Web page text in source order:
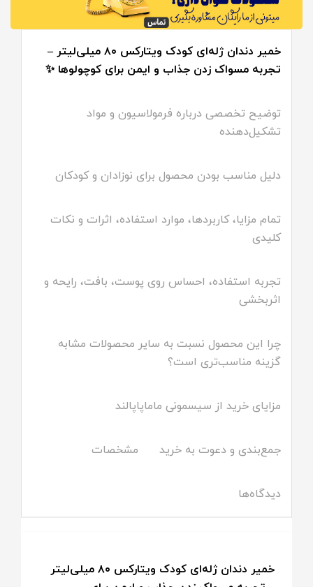
خمیر دندان ژله‌ای کودک ویتارکس ۸۰ میلی‌لیتر –
تجربه مسواک زدن جذاب و ایمن برای کوچولوها ✨
توضیح تخصصی درباره فرمولاسیون و مواد
تشکیل‌دهنده
دلیل مناسب بودن محصول برای نوزادان و کودکان
تمام مزایا، کاربردها، موارد استفاده، اثرات و نکات
کلیدی
تجربه استفاده، احساس روی پوست، بافت، رایحه و
اثربخشی
چرا این محصول نسبت به سایر محصولات مشابه
گزینه مناسب‌تری است؟
مزایای خرید از سیسمونی ماماپاپالند
جمع‌بندی و دعوت به خرید مشخصات
دیدگاه‌ها
خمیر دندان ژله‌ای کودک ویتارکس ۸۰ میلی‌لیتر